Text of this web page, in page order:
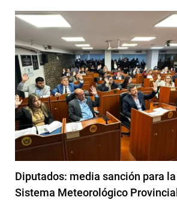
Diputados: media sanción para la
Sistema Meteorológico Provincial